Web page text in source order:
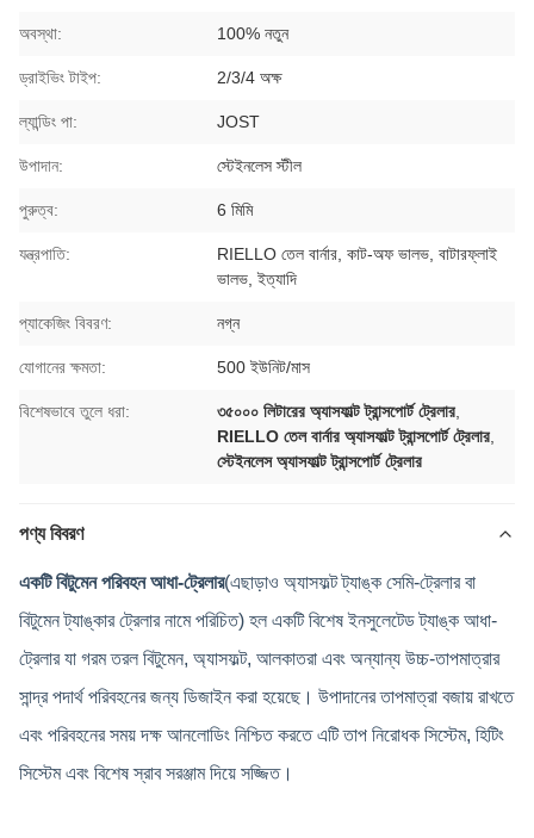
অবস্থা: 100% নতুন
ড্রাইভিং টাইপ: 2/3/4 অক্ষ
ল্যান্ডিং পা: JOST
উপাদান: স্টেইনলেস স্টীল
পুরুত্ব: 6 মিমি
যন্ত্রপাতি:
RIELLO তেল বার্নার, কাট-অফ ভালভ, বাটারফ্লাই
ভালভ, ইত্যাদি
প্যাকেজিং বিবরণ: নগ্ন
যোগানের ক্ষমতা: 500 ইউনিট/মাস
বিশেষভাবে তুলে ধরা: ৩৫০০০ লিটারের অ্যাসফাল্ট ট্রান্সপোর্ট ট্রেলার
RIELLO তেল বার্নার অ্যাসফাল্ট ট্রান্সপোর্ট ট্রেলার
স্টেইনলেস অ্যাসফাল্ট ট্রান্সপোর্ট ট্রেলার
পণ্য বিবরণ
একটি বিটুমেন পরিবহন আধা-ট্রেলার(এছাড়াও অ্যাসফল্ট ট্যাঙ্ক সেমি-ট্রেলার বা
বিটুমেন ট্যাঙ্কার ট্রেলার নামে পরিচিত) হল একটি বিশেষ ইনসুলেটেড ট্যাঙ্ক আধা-
ট্রেলার যা গরম তরল বিটুমেন, অ্যাসফল্ট, আলকাতরা এবং অন্যান্য উচ্চ-তাপমাত্রার
সান্দ্র পদার্থ পরিবহনের জন্য ডিজাইন করা হয়েছে। উপাদানের তাপমাত্রা বজায় রাখতে
এবং পরিবহনের সময় দক্ষ আনলোডিং নিশ্চিত করতে এটি তাপ নিরোধক সিস্টেম, হিটিং
সিস্টেম এবং বিশেষ স্রাব সরঞ্জাম দিয়ে সজ্জিত।